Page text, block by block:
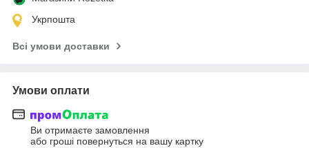
Укрпошта
Всі умови доставки
Умови оплати
Ви отримаєте замовлення
або гроші повернуться на вашу картку